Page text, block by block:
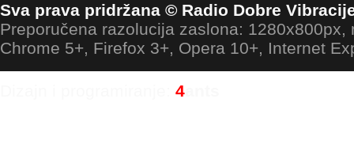
Sva prava pridržana © Radio Dobre
Preporučena razolucija zaslona: 1280x800px,
Chrome 5+, Firefox 3+, Opera 10+, Internet
4